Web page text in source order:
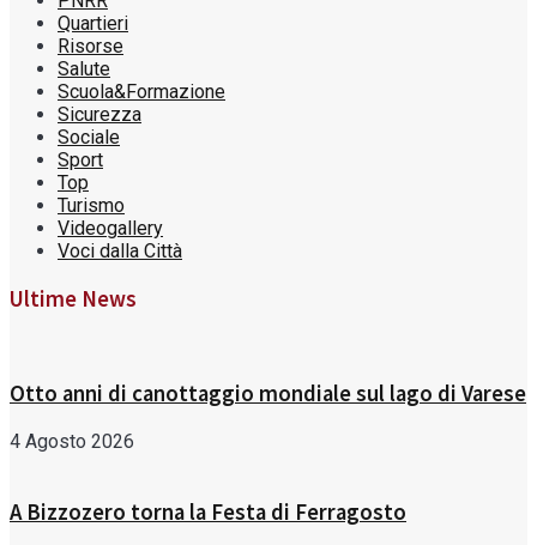
Quartieri
Risorse
Salute
Scuola&Formazione
Sicurezza
Sociale
Sport
Top
Turismo
Videogallery
Voci dalla Città
Ultime News
Otto anni di canottaggio mondiale sul lago di Varese
4 Agosto 2026
A Bizzozero torna la Festa di Ferragosto